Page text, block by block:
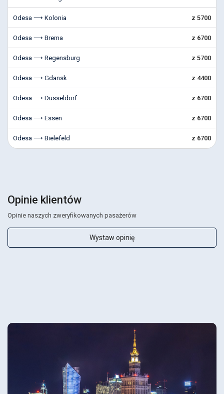
Odesa ⟶ Kolonia z 5700
Odesa ⟶ Brema z 6700
Odesa ⟶ Regensburg z 5700
Odesa ⟶ Gdansk z 4400
Odesa ⟶ Düsseldorf z 6700
Odesa ⟶ Essen z 6700
Odesa ⟶ Bielefeld z 6700
Opinie klientów
Opinie naszych zweryfikowanych pasażerów
Wystaw opinię